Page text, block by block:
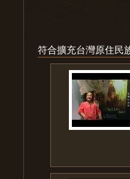
符合擴充台灣原住民